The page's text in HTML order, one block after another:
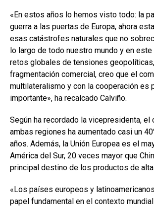
«En estos años lo hemos visto todo: la
guerra a las puertas de Europa, ahora
esas catástrofes naturales que no
lo largo de todo nuestro mundo y en
retos globales de tensiones
fragmentación comercial, creo que el
multilateralismo y con la cooperación es
importante», ha recalcado Calviño.
Según ha recordado la vicepresidenta, el
ambas regiones ha aumentado casi un
años. Además, la Unión Europea es el
América del Sur, 20 veces mayor que
principal destino de los productos de
«Los países europeos y
papel fundamental en el contexto